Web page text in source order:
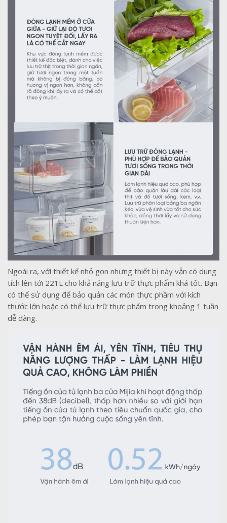
Ngoài ra, với thiết kế nhỏ gọn nhưng thiết bị này vẫn có dung
tích lên tới 221L cho khả năng lưu trữ thực phẩm khá tốt. Bạn
có thể sử dụng để bảo quản các món thực phầm với kích
thước lớn hoặc có thể lưu trữ thực phẩm trong khoảng 1 tuần
dễ dàng.